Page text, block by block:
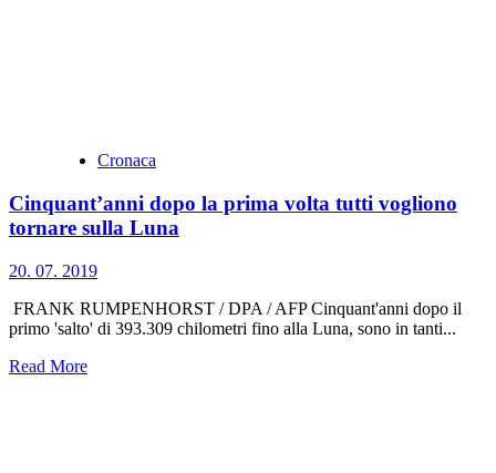
Cronaca
Cinquant’anni dopo la prima volta tutti vogliono
tornare sulla Luna
20. 07. 2019
FRANK RUMPENHORST / DPA / AFP Cinquant'anni dopo il
primo 'salto' di 393.309 chilometri fino alla Luna, sono in tanti...
Read More